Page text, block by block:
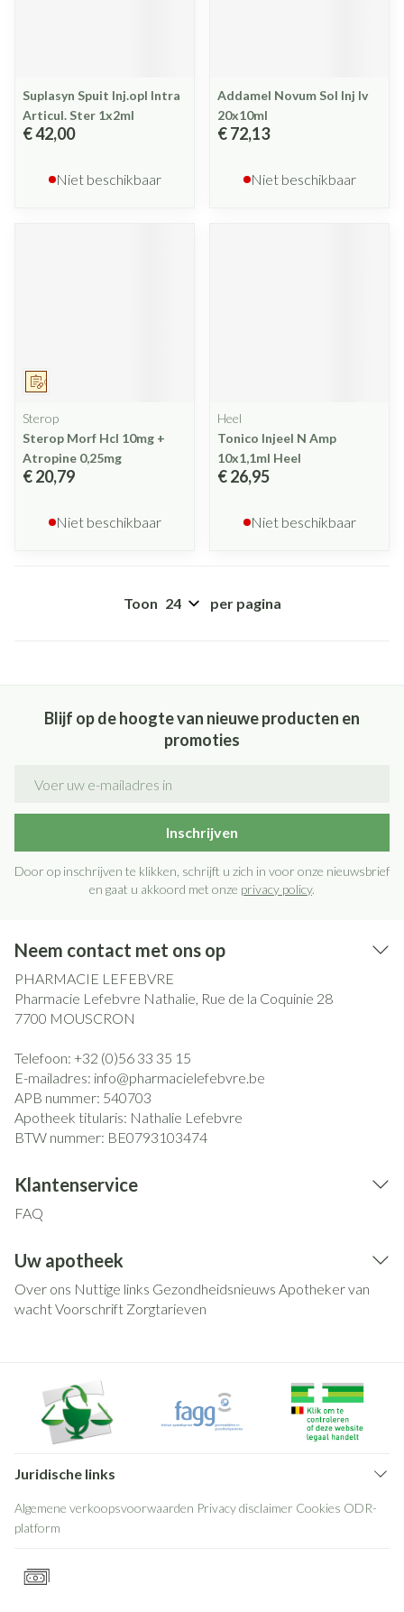
Suplasyn Spuit Inj.opl Intra
Articul. Ster 1x2ml
€ 42,00
Niet beschikbaar
Addamel Novum Sol Inj Iv
20x10ml
€ 72,13
Niet beschikbaar
Op voorschrift
Sterop
Sterop Morf Hcl 10mg +
Atropine 0,25mg
€ 20,79
Niet beschikbaar
Heel
Tonico Injeel N Amp
10x1,1ml Heel
€ 26,95
Niet beschikbaar
Toon per pagina
Blijf op de hoogte van nieuwe producten en
promoties
Inschrijven
Door op inschrijven te klikken, schrijft u zich in voor onze nieuwsbrief
en gaat u akkoord met onze privacy policy.
Neem contact met ons op
PHARMACIE LEFEBVRE
Pharmacie Lefebvre Nathalie, Rue de la Coquinie 28
7700 MOUSCRON
Telefoon: +32 (0)56 33 35 15
E-mailadres: info@pharmacielefebvre.be
APB nummer: 540703
Apotheek titularis: Nathalie Lefebvre
BTW nummer: BE0793103474
Klantenservice
FAQ
Uw apotheek
Over ons Nuttige links Gezondheidsnieuws Apotheker van
wachtVoorschrift Zorgtarieven
Juridische links
Algemene verkoopsvoorwaarden Privacy disclaimer Cookies ODR-
platform